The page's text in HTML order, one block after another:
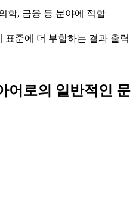
학, 금융 등 분야에 적합
표준에 더 부합하는 결과 출력
어로의 일반적인 문